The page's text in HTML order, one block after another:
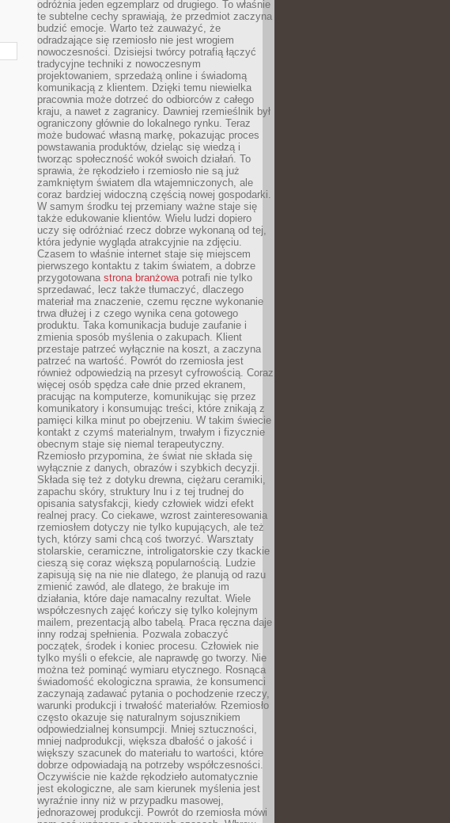
odróżnia jeden egzemplarz od drugiego. To właśnie
te subtelne cechy sprawiają, że przedmiot zaczyna
budzić emocje. Warto też zauważyć, że
odradzające się rzemiosło nie jest wrogiem
nowoczesności. Dzisiejsi twórcy potrafią łączyć
tradycyjne techniki z nowoczesnym
projektowaniem, sprzedażą online i świadomą
komunikacją z klientem. Dzięki temu niewielka
pracownia może dotrzeć do odbiorców z całego
kraju, a nawet z zagranicy. Dawniej rzemieślnik był
ograniczony głównie do lokalnego rynku. Teraz
może budować własną markę, pokazując proces
powstawania produktów, dzieląc się wiedzą i
tworząc społeczność wokół swoich działań. To
sprawia, że rękodzieło i rzemiosło nie są już
zamkniętym światem dla wtajemniczonych, ale
coraz bardziej widoczną częścią nowej gospodarki.
W samym środku tej przemiany ważne staje się
także edukowanie klientów. Wielu ludzi dopiero
uczy się odróżniać rzecz dobrze wykonaną od tej,
która jedynie wygląda atrakcyjnie na zdjęciu.
Czasem to właśnie internet staje się miejscem
pierwszego kontaktu z takim światem, a dobrze
przygotowana strona branżowapotrafi nie tylko
sprzedawać, lecz także tłumaczyć, dlaczego
materiał ma znaczenie, czemu ręczne wykonanie
trwa dłużej i z czego wynika cena gotowego
produktu. Taka komunikacja buduje zaufanie i
zmienia sposób myślenia o zakupach. Klient
przestaje patrzeć wyłącznie na koszt, a zaczyna
patrzeć na wartość. Powrót do rzemiosła jest
również odpowiedzią na przesyt cyfrowością. Coraz
więcej osób spędza całe dnie przed ekranem,
pracując na komputerze, komunikując się przez
komunikatory i konsumując treści, które znikają z
pamięci kilka minut po obejrzeniu. W takim świecie
kontakt z czymś materialnym, trwałym i fizycznie
obecnym staje się niemal terapeutyczny.
Rzemiosło przypomina, że świat nie składa się
wyłącznie z danych, obrazów i szybkich decyzji.
Składa się też z dotyku drewna, ciężaru ceramiki,
zapachu skóry, struktury lnu i z tej trudnej do
opisania satysfakcji, kiedy człowiek widzi efekt
realnej pracy. Co ciekawe, wzrost zainteresowania
rzemiosłem dotyczy nie tylko kupujących, ale też
tych, którzy sami chcą coś tworzyć. Warsztaty
stolarskie, ceramiczne, introligatorskie czy tkackie
cieszą się coraz większą popularnością. Ludzie
zapisują się na nie nie dlatego, że planują od razu
zmienić zawód, ale dlatego, że brakuje im
działania, które daje namacalny rezultat. Wiele
współczesnych zajęć kończy się tylko kolejnym
mailem, prezentacją albo tabelą. Praca ręczna daje
inny rodzaj spełnienia. Pozwala zobaczyć
początek, środek i koniec procesu. Człowiek nie
tylko myśli o efekcie, ale naprawdę go tworzy. Nie
można też pominąć wymiaru etycznego. Rosnąca
świadomość ekologiczna sprawia, że konsumenci
zaczynają zadawać pytania o pochodzenie rzeczy,
warunki produkcji i trwałość materiałów. Rzemiosło
często okazuje się naturalnym sojusznikiem
odpowiedzialnej konsumpcji. Mniej sztuczności,
mniej nadprodukcji, większa dbałość o jakość i
większy szacunek do materiału to wartości, które
dobrze odpowiadają na potrzeby współczesności.
Oczywiście nie każde rękodzieło automatycznie
jest ekologiczne, ale sam kierunek myślenia jest
wyraźnie inny niż w przypadku masowej,
jednorazowej produkcji. Powrót do rzemiosła mówi